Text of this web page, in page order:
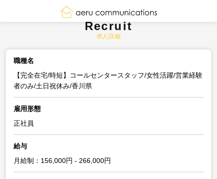
Recruit
求人詳細
職種名
【完全在宅/時短】コールセンタースタッフ/女性活躍/営業経験
者のみ/土日祝休み/香川県
雇用形態
正社員
給与
月給制：156,000円 - 266,000円